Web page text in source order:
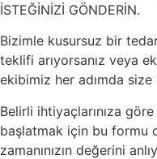
İSTEĞİNİZİ GÖNDERİN.
Bizimle kusursuz bir
teklifi arıyorsanız veya
ekibimiz her adımda
Belirli ihtiyaçlarınıza
başlatmak için bu formu
zamanınızın değerini